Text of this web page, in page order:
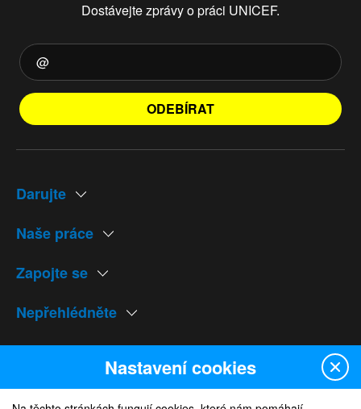
Dostávejte zprávy o práci UNICEF.
ODEBÍRAT
Darujte
Naše práce
Zapojte se
Nepřehlédněte
Naše weby
Nastavení cookies